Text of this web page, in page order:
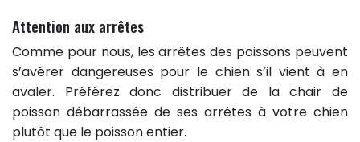
Attention aux arrêtes
Comme pour nous, les arrêtes des poissons peuvent
s’avérer dangereuses pour le chien s’il vient à en
avaler. Préférez donc distribuer de la chair de
poisson débarrassée de ses arrêtes à votre chien
plutôt que le poisson entier.